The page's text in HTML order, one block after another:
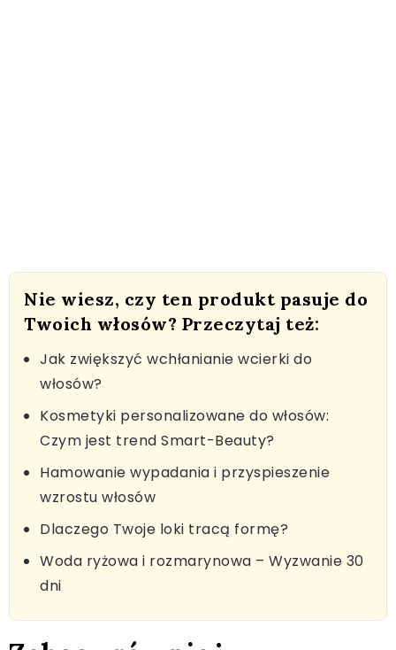
Nie wiesz, czy ten produkt pasuje do
Twoich włosów? Przeczytaj też:
Jak zwiększyć wchłanianie wcierki do
włosów?
Kosmetyki personalizowane do włosów:
Czym jest trend Smart-Beauty?
Hamowanie wypadania i przyspieszenie
wzrostu włosów
Dlaczego Twoje loki tracą formę?
Woda ryżowa i rozmarynowa – Wyzwanie 30
dni